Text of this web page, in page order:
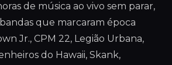
de música ao vivo sem parar,
que marcaram época
Jr., CPM 22, Legião Urbana,
do Hawaii, Skank,